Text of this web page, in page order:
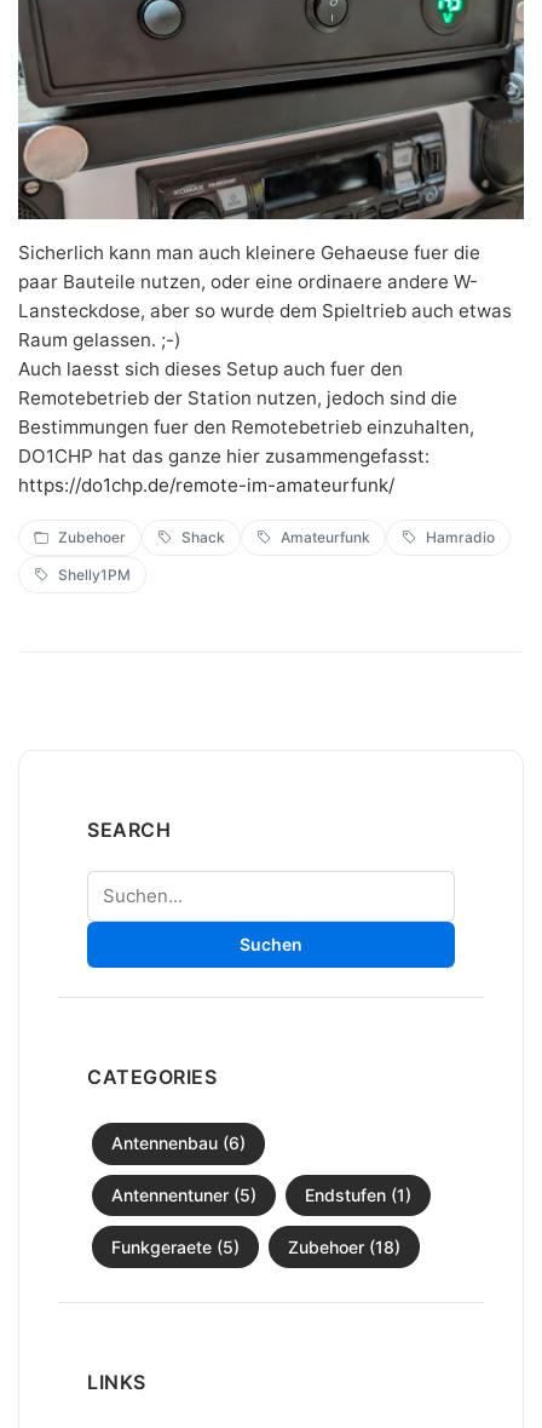
Sicherlich kann man auch kleinere Gehaeuse fuer die
paar Bauteile nutzen, oder eine ordinaere andere W-
Lansteckdose, aber so wurde dem Spieltrieb auch etwas
Raum gelassen. ;-)
Auch laesst sich dieses Setup auch fuer den
Remotebetrieb der Station nutzen, jedoch sind die
Bestimmungen fuer den Remotebetrieb einzuhalten,
DO1CHP hat das ganze hier zusammengefasst:
https://do1chp.de/remote-im-amateurfunk/
Zubehoer Shack Amateurfunk Hamradio
Shelly1PM
SEARCH
Suchen
Suchen
CATEGORIES
Antennenbau (6)
Antennentuner (5) Endstufen (1)
Funkgeraete (5) Zubehoer (18)
LINKS